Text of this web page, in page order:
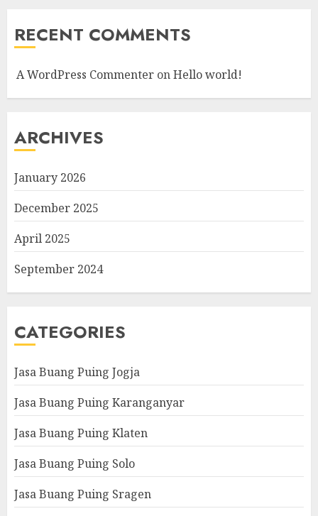
RECENT COMMENTS
A WordPress Commenter onHello world!
ARCHIVES
January 2026
December 2025
April 2025
September 2024
CATEGORIES
Jasa Buang Puing Jogja
Jasa Buang Puing Karanganyar
Jasa Buang Puing Klaten
Jasa Buang Puing Solo
Jasa Buang Puing Sragen